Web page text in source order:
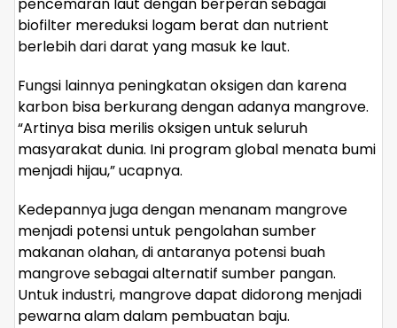
biofilter mereduksi logam berat dan nutrient
berlebih dari darat yang masuk ke laut.
Fungsi lainnya peningkatan oksigen dan karena
karbon bisa berkurang dengan adanya mangrove.
“Artinya bisa merilis oksigen untuk seluruh
masyarakat dunia. Ini program global menata bumi
menjadi hijau,” ucapnya.
Kedepannya juga dengan menanam mangrove
menjadi potensi untuk pengolahan sumber
makanan olahan, di antaranya potensi buah
mangrove sebagai alternatif sumber pangan.
Untuk industri, mangrove dapat didorong menjadi
pewarna alam dalam pembuatan baju.